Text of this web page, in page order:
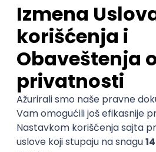
Na konkurs se mogu
umetnici i rukotvorci i to do
Sve što je potrebno da se
popunite formular nalinku.
Za dodatne informacije pišite u
VAŽNO:
Kotizacija za učešće na Bazaru
uplaćuje nakon potvrde